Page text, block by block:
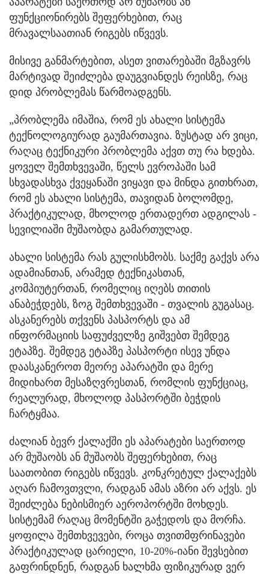
ფუნქციონირებს შეფერხებით, რაც
მრავალსაათიან რიგებს იწვევს.
მისივე განმარტებით, ასეთ ვითარებაში მგზავრს
მარტივად შეიძლება დაუგვიანდეს რეისზე, რაც
დიდ პრობლემას წარმოადგენს.
„პრობლემა იმაშია, რომ ეს ახალი სისტემა
ტექნოლოგიურად გაუმართავია. ზუსტად არ ვიცი,
რაღაც ტექნიკური პრობლემა აქვთ თუ რა ხდება.
ყოველ შემთხვევაში, წელს ევროპაში სამ
სხვადასხვა ქვეყანაში ვიყავი და მინდა გითხრათ,
რომ ეს ახალი სისტემა, თავიდან ბოლომდე,
პრაქტიკულად, მხოლოდ ერთადერთ ადგილას -
სევილიაში მუშაობდა გამართულად.
ახალი სისტემა რას გულისხმობს. საქმე გაქვს არა
ადამიანთან, არამედ ტექნიკასთან,
კომპიუტერთან, რომელიც იღებს თითის
ანაბეჭდებს, ზოგ შემთხვევაში - თვალის გუგასაც.
ასკანერებს თქვენს პასპორტს და ამ
ინფორმაციის საფუძველზე გიშვებთ შემდეგ
ეტაპზე. შემდეგ ეტაპზე პასპორტი ისევ უნდა
დაასკანეროთ მეორე აპარატში და მერე
მიდიხართ მესაზღვრესთან, რომლის ფუნქციაც,
რეალურად, მხოლოდ პასპორტში ბეჭდის
ჩარტყმაა.
ძალიან ბევრ ქალაქში ეს აპარატები საერთოდ
არ მუშაობს ან მუშაობს შეფერხებით, რაც
საათობით რიგებს იწვევს. კონკრეტულ ქალაქებს
აღარ ჩამოვთვლი, რადგან ამას აზრი არ აქვს. ეს
შეიძლება ნებისმიერ აეროპორტში მოხდეს.
სისტემამ რაღაც მომენტში გაჭედოს და მორჩა.
ყოფილა შემთხვევები, როცა თვითმფრინავები
პრაქტიკულად ცარიელი, 10-20%-იანი შევსებით
გაფრინდნენ, რადგან ხალხმა ფიზიკურად ვერ